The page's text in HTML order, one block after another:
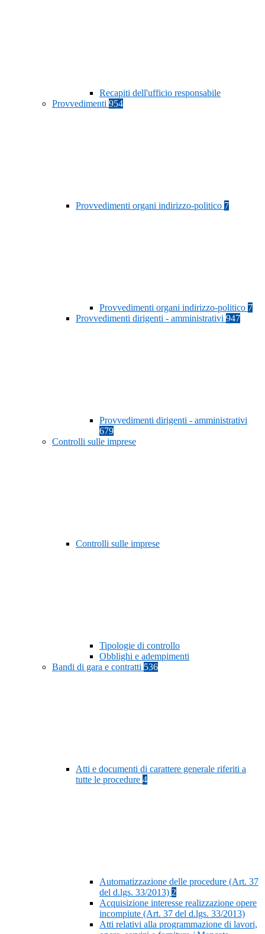
Recapiti dell'ufficio responsabile
Provvedimenti 954
Provvedimenti organi indirizzo-politico 7
Provvedimenti organi indirizzo-politico 7
Provvedimenti dirigenti - amministrativi 947
Provvedimenti dirigenti - amministrativi
679
Controlli sulle imprese
Controlli sulle imprese
Tipologie di controllo
Obblighi e adempimenti
Bandi di gara e contratti 536
Atti e documenti di carattere generale riferiti a
tutte le procedure 4
Automatizzazione delle procedure (Art. 37
del d.lgs. 33/2013) 2
Acquisizione interesse realizzazione opere
incompiute (Art. 37 del d.lgs. 33/2013)
Atti relativi alla programmazione di lavori,